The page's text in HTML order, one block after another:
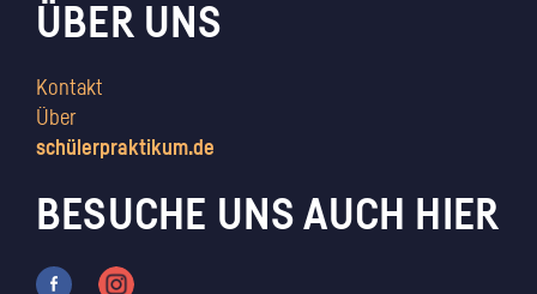
ÜBER UNS
Kontakt
Über
schülerpraktikum.de
BESUCHE UNS AUCH HIER